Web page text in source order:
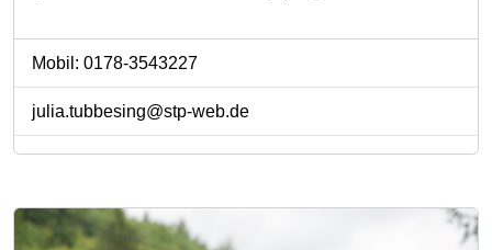
Mobil: 0178-3543227
julia.tubbesing@stp-web.de